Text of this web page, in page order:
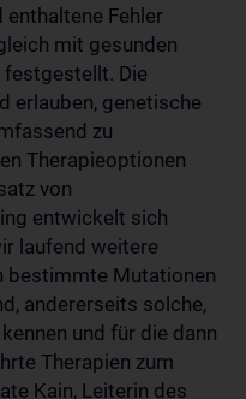
Fehler
mit gesunden
festgestellt. Die
erlauben, genetische
zu
Therapieoptionen
von
entwickelt sich
laufend weitere
bestimmte Mutationen
andererseits solche,
und für die dann
Therapien zum
Kain, Leiterin des